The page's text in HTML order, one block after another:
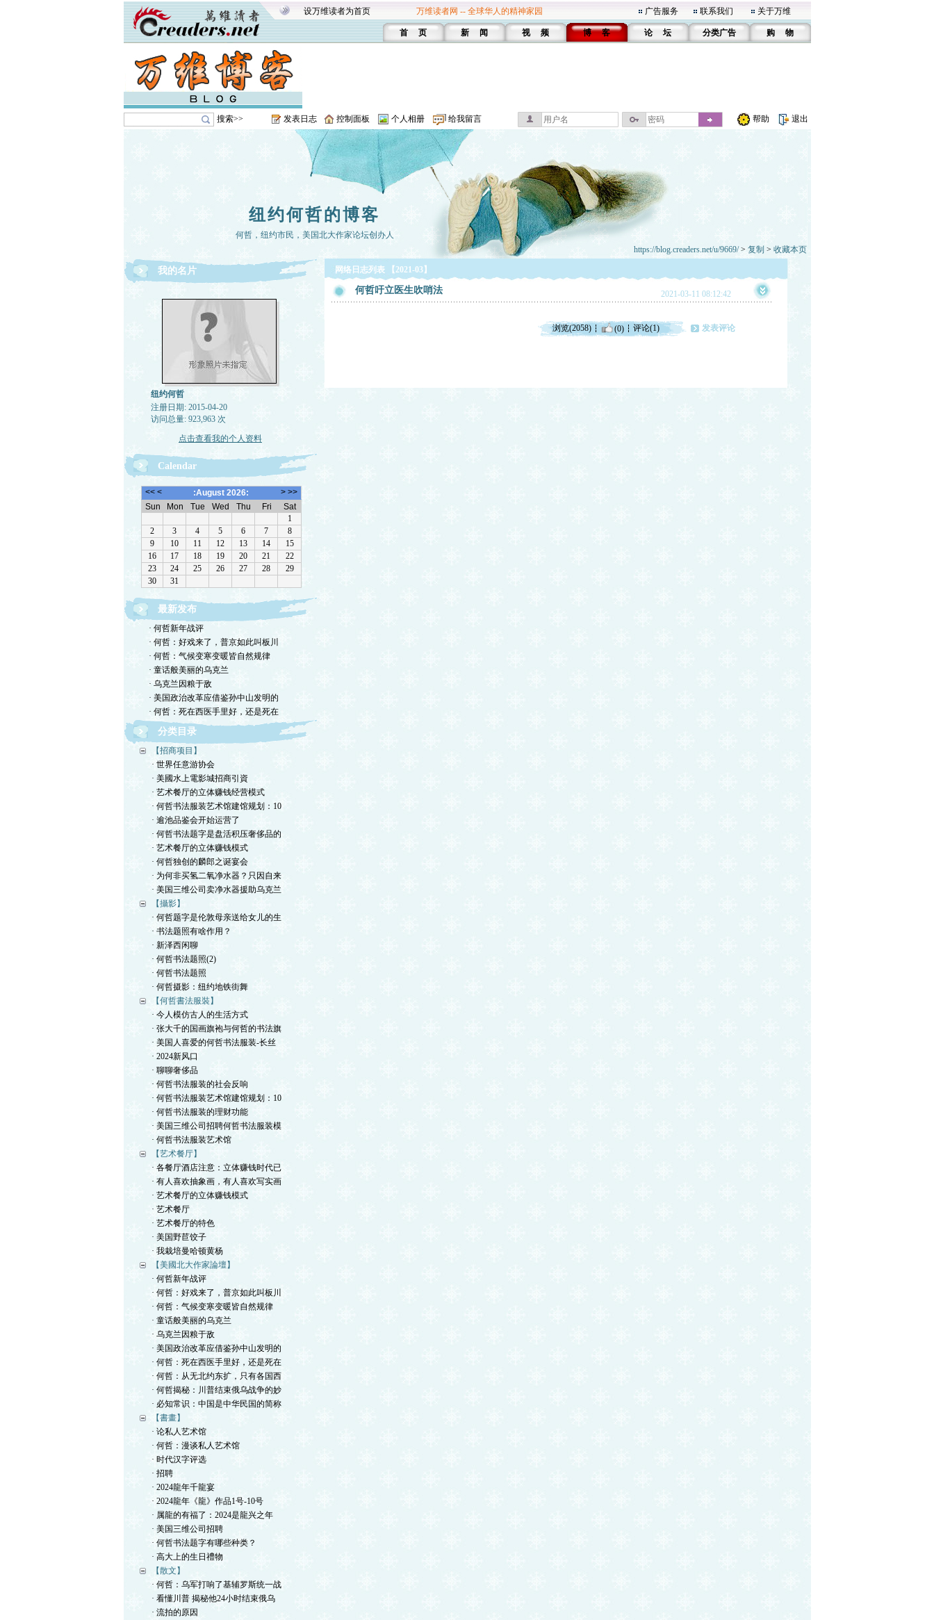
设万维读者为首页 万维读者网 -- 全球华人的精神家园 广告服务 联系我们 关于万维
首 页 新 闻 视 频 博 客 论 坛 分类广告 购 物
搜索>> 发表日志 控制面板 个人相册 给我留言 帮助 退出
纽约何哲的博客
何哲，纽约市民，美国北大作家论坛创办人
https://blog.creaders.net/u/9669/> 复制 > 收藏本页
我的名片
纽约何哲
注册日期: 2015-04-20
访问总量: 923,963 次
点击查看我的个人资料
Calendar
最新发布
· 何哲新年战评
· 何哲：好戏来了，普京如此叫板川
· 何哲：气候变寒变暖皆自然规律
· 童话般美丽的乌克兰
· 乌克兰因粮于敌
· 美国政治改革应借鉴孙中山发明的
· 何哲：死在西医手里好，还是死在
分类目录
【招商项目】
· 世界任意游协会
· 美國水上電影城招商引資
· 艺术餐厅的立体赚钱经营模式
· 何哲书法服装艺术馆建馆规划：10
· 逾池品鉴会开始运营了
· 何哲书法题字是盘活积压奢侈品的
· 艺术餐厅的立体赚钱模式
· 何哲独创的麟郎之诞宴会
· 为何非买氢二氧净水器？只因自来
· 美国三维公司卖净水器援助乌克兰
【攝影】
· 何哲题字是伦敦母亲送给女儿的生
· 书法题照有啥作用？
· 新泽西闲聊
· 何哲书法题照(2)
· 何哲书法题照
· 何哲摄影：纽约地铁街舞
【何哲書法服裝】
· 今人模仿古人的生活方式
· 张大千的国画旗袍与何哲的书法旗
· 美国人喜爱的何哲书法服装-长丝
· 2024新风口
· 聊聊奢侈品
· 何哲书法服装的社会反响
· 何哲书法服装艺术馆建馆规划：10
· 何哲书法服装的理财功能
· 美国三维公司招聘何哲书法服装模
· 何哲书法服装艺术馆
【艺术餐厅】
· 各餐厅酒店注意：立体赚钱时代已
· 有人喜欢抽象画，有人喜欢写实画
· 艺术餐厅的立体赚钱模式
· 艺术餐厅
· 艺术餐厅的特色
· 美国野苣饺子
· 我栽培曼哈顿黄杨
【美國北大作家論壇】
· 何哲新年战评
· 何哲：好戏来了，普京如此叫板川
· 何哲：气候变寒变暖皆自然规律
· 童话般美丽的乌克兰
· 乌克兰因粮于敌
· 美国政治改革应借鉴孙中山发明的
· 何哲：死在西医手里好，还是死在
· 何哲：从无北约东扩，只有各国西
· 何哲揭秘：川普结束俄乌战争的妙
· 必知常识：中国是中华民国的简称
【書畫】
· 论私人艺术馆
· 何哲：漫谈私人艺术馆
· 时代汉字评选
· 招聘
· 2024龍年千龍宴
· 2024龍年《龍》作品1号-10号
· 属龍的有福了：2024是龍兴之年
· 美国三维公司招聘
· 何哲书法题字有哪些种类？
· 高大上的生日禮物
【散文】
· 何哲：乌军打响了基辅罗斯统一战
· 看懂川普 揭秘他24小时结束俄乌
· 流拍的原因
网络日志列表 【2021-03】
何哲吁立医生吹哨法 2021-03-11 08:12:42
浏览(2058) (0) 评论(1) 发表评论